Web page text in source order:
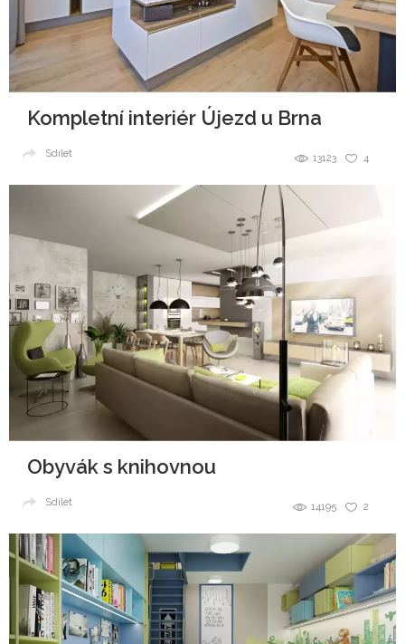
Kompletní interiér Újezd u Brna
4
13123
Sdílet
Obyvák s knihovnou
2
14195
Sdílet